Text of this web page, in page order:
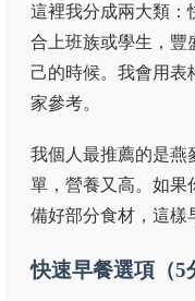
這裡我分成兩大類：
合上班族或學生，豐
己的時候。我會用表
家參考。
我個人最推薦的是燕
單，營養又高。如果
備好部分食材，這樣
快速早餐選項（5